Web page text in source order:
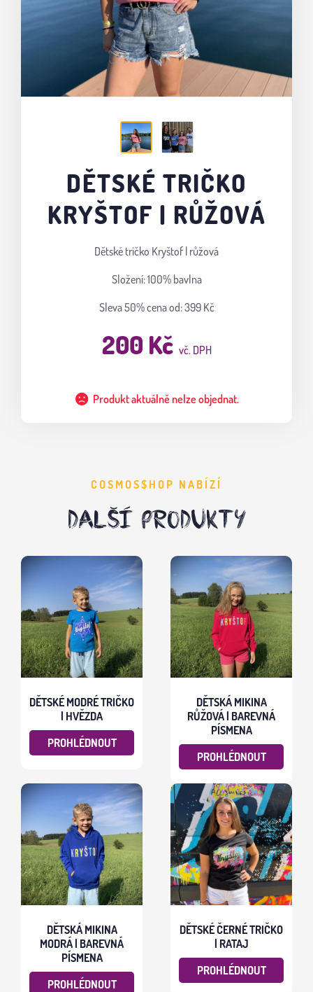
DĚTSKÉ TRIČKO
KRYŠTOF | RŮŽOVÁ
Dětské tričko Kryštof | růžová
Složení: 100% bavlna
Sleva 50%cena od: 399 Kč
200 Kč vč. DPH
Produkt aktuálně nelze objednat.
COSMOS$HOP NABÍZÍ
DALŠÍ PRODUKTY
DĚTSKÉ MODRÉ TRIČKO
| HVĚZDA
PROHLÉDNOUT
DĚTSKÁ MIKINA
RŮŽOVÁ | BAREVNÁ
PÍSMENA
PROHLÉDNOUT
DĚTSKÁ MIKINA
MODRÁ | BAREVNÁ
PÍSMENA
PROHLÉDNOUT
DĚTSKÉ ČERNÉ TRIČKO
| RATAJ
PROHLÉDNOUT